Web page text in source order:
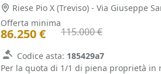
Riese Pio X (Treviso) - Via Giuseppe
Offerta minima
86.250 € 115.000 €
Codice asta: 185429a7
Per la quota di 1/1 di piena proprietà